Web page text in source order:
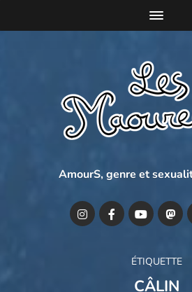
AmourS, genre et
ÉTIQUETTE
CÂLIN